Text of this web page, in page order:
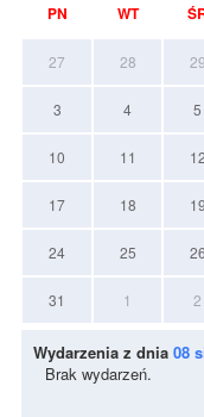
PN WT
27 28 29
3 4 5
10 11 12
17 18 19
24 25 26
31 1 2
Wydarzenia z dnia 08
Brak wydarzeń.